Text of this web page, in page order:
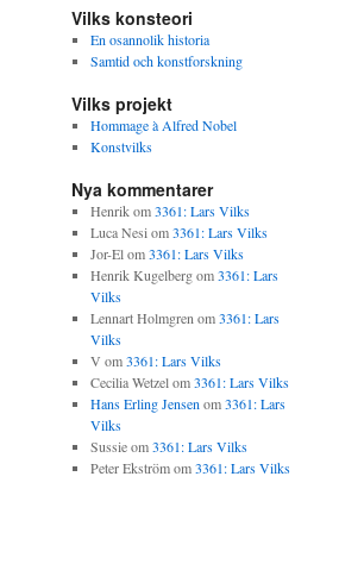
Vilks konsteori
En osannolik historia
Samtid och konstforskning
Vilks projekt
Hommage à Alfred Nobel
Konstvilks
Nya kommentarer
Henrikom3361: Lars Vilks
Luca Nesi om3361: Lars Vilks
Jor-Elom3361: Lars Vilks
Henrik Kugelbergom3361: Lars
Vilks
Lennart Holmgren om3361: Lars
Vilks
V om3361: Lars Vilks
Cecilia Wetzelom3361: Lars Vilks
Hans Erling Jensen om3361: Lars
Vilks
Sussieom3361: Lars Vilks
Peter Ekströmom3361: Lars Vilks